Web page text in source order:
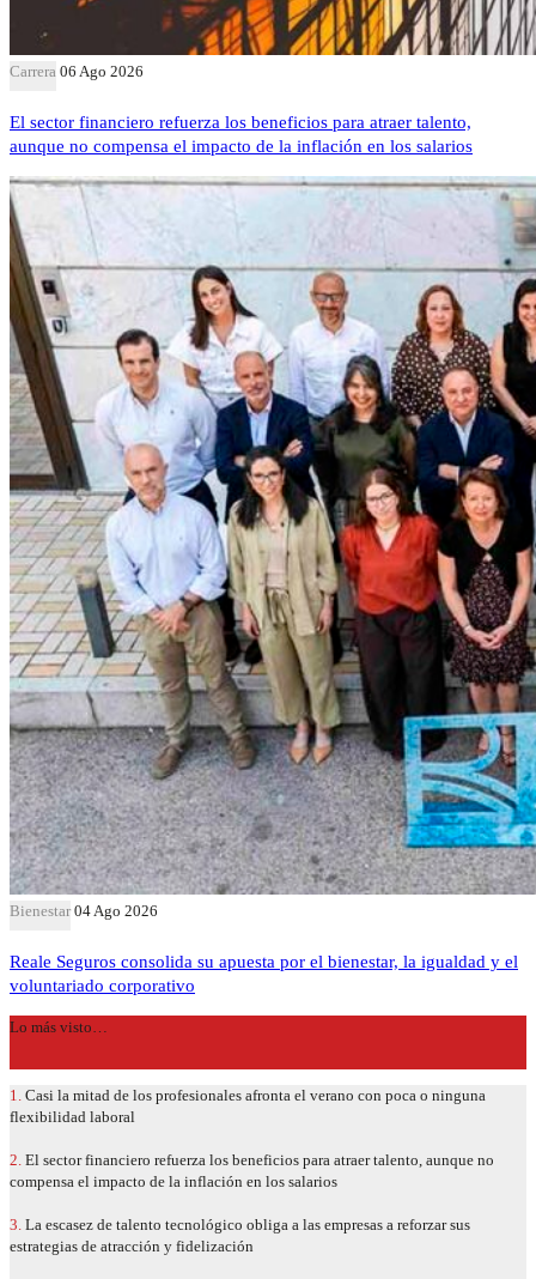
Carrera 06 Ago 2026
El sector financiero refuerza los beneficios para atraer talento,
aunque no compensa el impacto de la inflación en los salarios
Bienestar 04 Ago 2026
Reale Seguros consolida su apuesta por el bienestar, la igualdad y el
voluntariado corporativo
Lo más visto…
1. Casi la mitad de los profesionales afronta el verano con poca o ninguna
flexibilidad laboral
2. El sector financiero refuerza los beneficios para atraer talento, aunque no
compensa el impacto de la inflación en los salarios
3. La escasez de talento tecnológico obliga a las empresas a reforzar sus
estrategias de atracción y fidelización